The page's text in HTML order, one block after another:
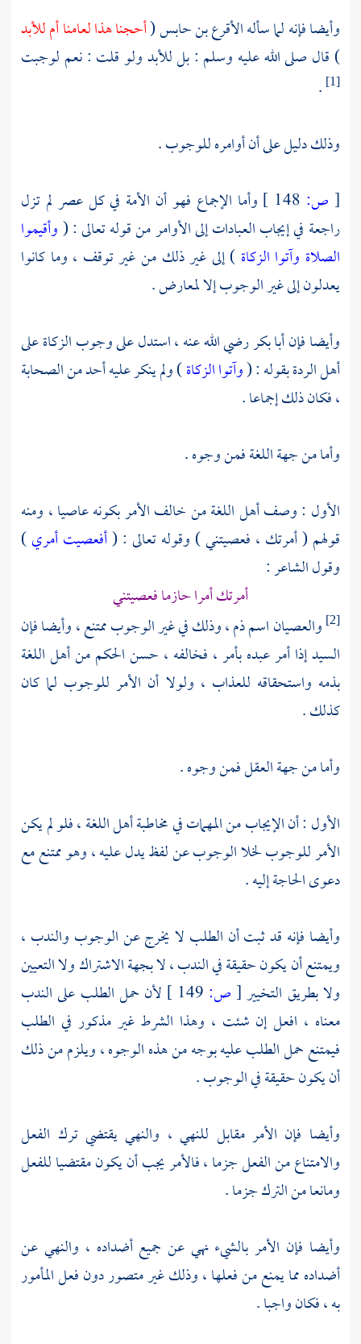
وأيضا فإنه لما سألهالأقرع بن حابس(أحجنا هذا لعامنا أم للأبد
) قال صلى الله عليه وسلم : بل للأبد ولو قلت : نعم لوجبت
[1]
.
وذلك دليل على أن أوامره للوجوب .
[ ص:
وأما الإجماع فهو أن الأمة في كل عصر لم تزل
راجعة في إيجاب العبادات إلى الأوامر من قوله تعالى : (وأقيموا
الصلاة وآتوا الزكاة ) إلى غير ذلك من غير توقف ، وما كانوا
يعدلون إلى غير الوجوب إلا لمعارض .
وأيضا فإنأبا بكررضي الله عنه ، استدل على وجوب الزكاة على
أهل الردة بقوله : (وآتوا الزكاة) ولم ينكر عليه أحد من الصحابة
، فكان ذلك إجماعا .
وأما من جهة اللغة فمن وجوه .
الأول : وصف أهل اللغة من خالف الأمر بكونه عاصيا ، ومنه
قولهم ( أمرتك ، فعصيتني ) وقوله تعالى : (أفعصيت أمري)
وقول الشاعر :
أمرتك أمرا حازما فعصيتني
[2]
والعصيان اسم ذم ، وذلك في غير الوجوب ممتنع ، وأيضا فإن
السيد إذا أمر عبده بأمر ، فخالفه ، حسن الحكم من أهل اللغة
بذمه واستحقاقه للعذاب ، ولولا أن الأمر للوجوب لما كان
كذلك .
وأما من جهة العقل فمن وجوه .
الأول : أن الإيجاب من المهمات في مخاطبة أهل اللغة ، فلو لم يكن
الأمر للوجوب لخلا الوجوب عن لفظ يدل عليه ، وهو ممتنع مع
دعوى الحاجة إليه .
وأيضا فإنه قد ثبت أن الطلب لا يخرج عن الوجوب والندب ،
ويمتنع أن يكون حقيقة في الندب ، لا بجهة الاشتراك ولا التعيين
ولا بطريق التخيير[ص:
لأن حمل الطلب على الندب
معناه ، افعل إن شئت ، وهذا الشرط غير مذكور في الطلب
فيمتنع حمل الطلب عليه بوجه من هذه الوجوه ، ويلزم من ذلك
أن يكون حقيقة في الوجوب .
وأيضا فإن الأمر مقابل للنهي ، والنهي يقتضي ترك الفعل
والامتناع من الفعل جزما ، فالأمر يجب أن يكون مقتضيا للفعل
ومانعا من الترك جزما .
وأيضا فإن الأمر بالشيء نهي عن جميع أضداده ، والنهي عن
أضداده مما يمنع من فعلها ، وذلك غير متصور دون فعل المأمور
به ، فكان واجبا .